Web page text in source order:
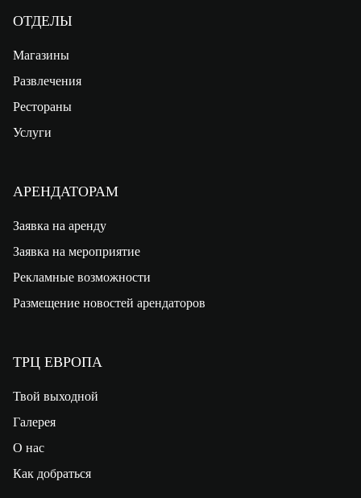
ОТДЕЛЫ
Магазины
Развлечения
Рестораны
Услуги
АРЕНДАТОРАМ
Заявка на аренду
Заявка на мероприятие
Рекламные возможности
Размещение новостей арендаторов
ТРЦ ЕВРОПА
Твой выходной
Галерея
О нас
Как добраться